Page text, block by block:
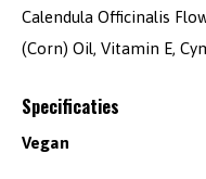
Calendula Officinalis
(Corn) Oil, Vitamin E,
Specificaties
Vegan